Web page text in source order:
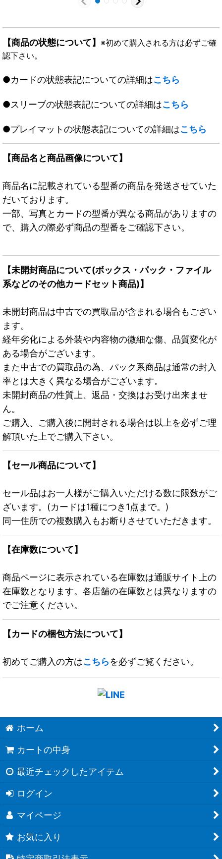
【商品の状態について】 ※初めて購入される方は必ずご確
認下さい。
●カードの状態表記についての詳細はこちら
●スリーブの状態表記についての詳細はこちら
●プレイマットの状態表記についての詳細はこちら
【商品名と商品画像について】
商品名に記載されている型番の商品を発送させていた
だいております。
一部、写真とカードの型番が異なる商品がありますの
で、購入の際必ず商品の型番をご確認下さい。
【未開封商品について(ボックス・パック・ファイル
系などのその他カードセット商品)】
未開封商品は中古での買取品が含まれる場合もござい
ます。
経年劣化による外装や内容物の微細な傷、品質変化が
ある場合がございます。
また中古での買取品の為、パック系商品は通常の封入
率とは大きく異なる場合がございます。
未開封商品の性質上、返品・交換はお受け出来ませ
ん。
ご購入、ご購入後に開封される場合は以上を必ずご理
解頂いた上でご購入下さい。
【セール商品について】
セール品はお一人様がご購入いただける数に限数がご
ざいます。(カードは1種につき1点まで。)
同一住所での複数購入もお断りさせていただきます。
【在庫数について】
商品ページに表示されている在庫数は通販サイト上の
在庫数となります。各店舗の在庫数とは異なりますの
でご注意ください。
【カードの梱包方法について】
初めてご購入の方はこちらを必ずご覧ください。
ホーム
カートの中身
最近チェックしたアイテム
ログイン
マイページ
お気に入り